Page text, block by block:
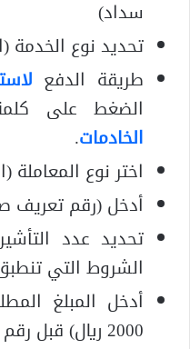
سداد)
تحديد نوع الخدمة
طريقة الدفع
الضغط على
الخادمات.
اختر نوع المعاملة
أدخل (رقم تعريف
تحديد عدد
الشروط التي
أدخل المبلغ
2000 ريال) قبل رقم الطلب.